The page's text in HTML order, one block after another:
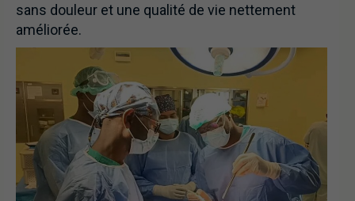
sans douleur et une qualité de vie nettement
améliorée.